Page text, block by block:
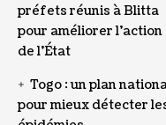
préfets réunis à Blitta
pour améliorer l’action
de l’État
Togo : un plan
pour mieux détecter